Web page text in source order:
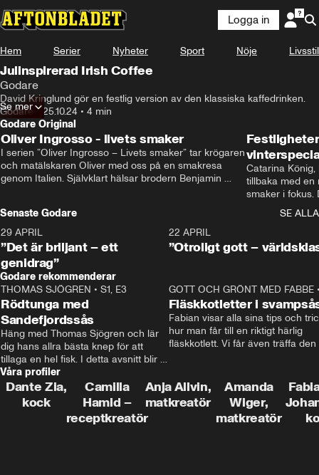
Logga in
Hem Serier Nyheter Sport Nöje Livsstil
Julinspirerad Irish Coffee
Godare
David Kringlund gör en festlig version av den klassiska kaffedrinken.
Godare • 25.10.24 • 4 min
Se mer
Godare Original
Oliver Ingrosso - livets smaker
I serien ”Oliver Ingrosso – Livets smaker” tar krögaren
och matälskaren Oliver med oss på en smakresa
genom Italien. Självklart hälsar brodern Benjamin
Catarina
tillbaka med en
smaker i fokus.
julfavoriter
Senaste Godare
SE ALLA
29 APRIL
”Det är briljant – ett
genidrag”
22 APRIL
”Otroligt gott –
Godare rekommenderar
THOMAS SJÖGREN • S1, E3
Rödtunga med
Sandefjordssås
Häng med Thomas Sjögren och lär
dig hans allra bästa knep för att
tillaga en hel fisk. I detta avsnitt blir
de helstekt rödtunga med
sandefjordssås och en magisk sallad
på pepparrot och äpple.
GOTT OCH GRÖNT MED FABBE
Fläskkotletter i
Fabian visar alla sina tips och
hur man får till en riktigt härlig
fläskkotlett. Vi får även träffa den
grisbonde på Gotland.
Våra profiler
Dante Zia,
kock
Camilla
Hamid –
receptkreatör
Anja Allvin,
matkreatör
Amanda
Wiger,
matkreatör